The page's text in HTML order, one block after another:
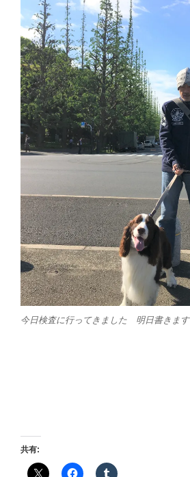
ー
今日検査に行ってきました 明日書きます
共有: